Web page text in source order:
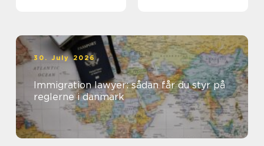
30. July 2026
Immigration lawyer: sådan får du styr på
reglerne i danmark